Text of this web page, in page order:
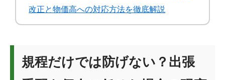
改正と物価高への対応方法を徹底解説
規程だけでは防げない？出張